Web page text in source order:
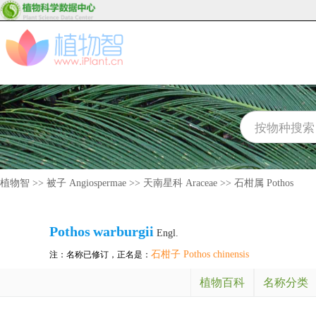
植物智 >> 被子 Angiospermae >> 天南星科 Araceae >> 石柑属 Pothos
Pothoswarburgii Engl.
注：名称已修订，正名是： 石柑子 Pothos chinensis
植物百科 名称分类